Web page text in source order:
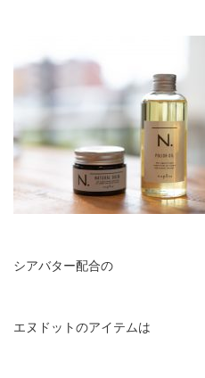
シアバター配合の
エヌドットのアイテムは